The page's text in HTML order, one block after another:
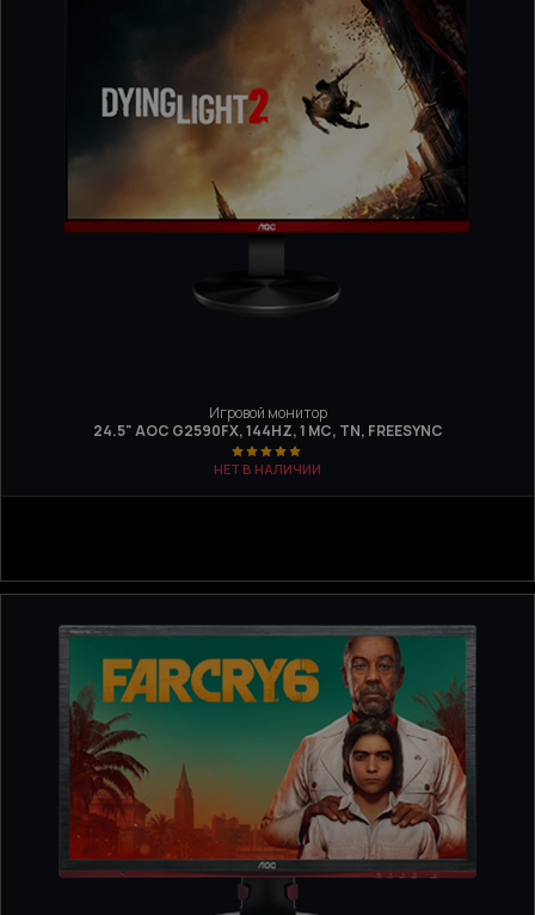
Игровой монитор
24.5" AOC G2590FX, 144HZ, 1 МС, TN, FREESYNC
НЕТ В НАЛИЧИИ